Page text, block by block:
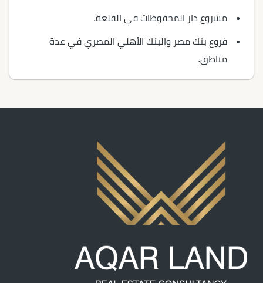
مشروع دار المحفوظات في القلعة.
فروع بنك مصر والبنك الأهلي المصري في عدة
مناطق.